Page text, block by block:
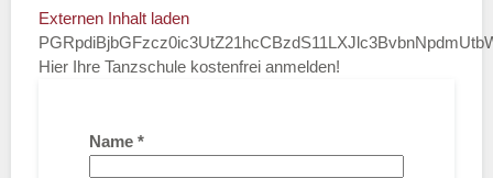
Externen Inhalt laden
Hier Ihre Tanzschule kostenfrei anmelden!
Name *